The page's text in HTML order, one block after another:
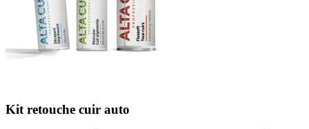
Kit retouche cuir auto